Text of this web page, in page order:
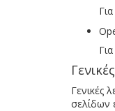
Γενικές
σελίδων